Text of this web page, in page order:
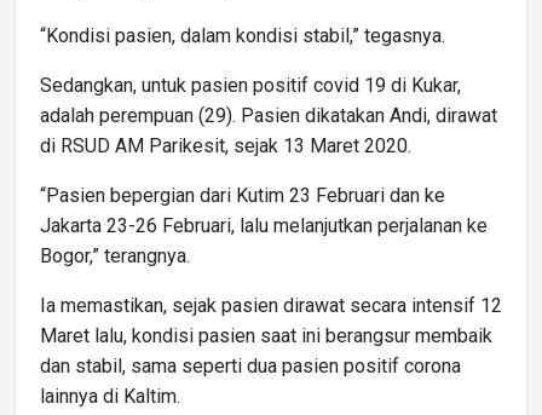
“Kondisi pasien, dalam kondisi stabil,” tegasnya.
Sedangkan, untuk pasien positif covid 19 di Kukar,
adalah perempuan (29). Pasien dikatakan Andi, dirawat
di RSUD AM Parikesit, sejak 13 Maret 2020.
“Pasien bepergian dari Kutim 23 Februari dan ke
Jakarta 23-26 Februari, lalu melanjutkan perjalanan ke
Bogor,” terangnya.
Ia memastikan, sejak pasien dirawat secara intensif 12
Maret lalu, kondisi pasien saat ini berangsur membaik
dan stabil, sama seperti dua pasien positif corona
lainnya di Kaltim.